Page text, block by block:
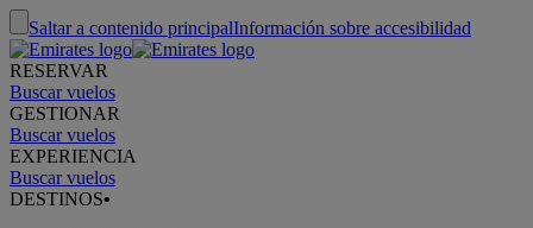
Saltar a contenido principalInformación sobre accesibilidad
RESERVAR
Buscar vuelos
GESTIONAR
Buscar vuelos
EXPERIENCIA
Buscar vuelos
DESTINOS•